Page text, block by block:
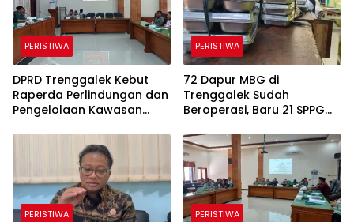
PERISTIWA
DPRD Trenggalek Kebut
Raperda Perlindungan dan
Pengelolaan Kawasan
PERISTIWA
72 Dapur MBG di
Trenggalek Sudah
Beroperasi, Baru 21 SPPG
Komunikasi Jadi
Tantangan
PERISTIWA PERISTIWA